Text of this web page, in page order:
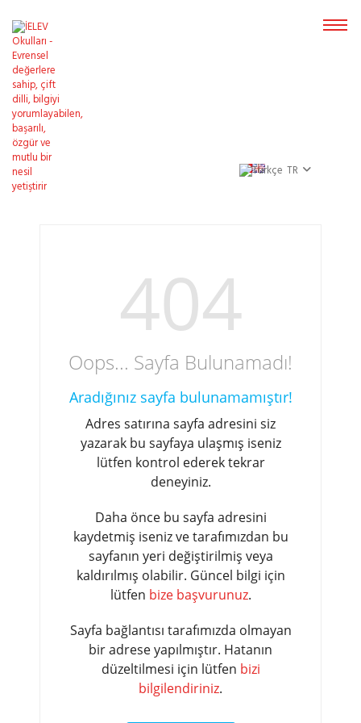
TR
404
Oops... Sayfa Bulunamadı!
Aradığınız sayfa bulunamamıştır!
Adres satırına sayfa adresini siz
yazarak bu sayfaya ulaşmış iseniz
lütfen kontrol ederek tekrar
deneyiniz.
Daha önce bu sayfa adresini
kaydetmiş iseniz ve tarafımızdan bu
sayfanın yeri değiştirilmiş veya
kaldırılmış olabilir. Güncel bilgi için
lütfen bize başvurunuz.
Sayfa bağlantısı tarafımızda olmayan
bir adrese yapılmıştır. Hatanın
düzeltilmesi için lütfen bizi
bilgilendiriniz.